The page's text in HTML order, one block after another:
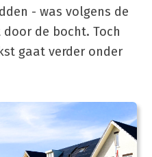
- was volgens de
de bocht. Toch
gaat verder onder